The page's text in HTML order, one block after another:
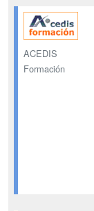
ACEDIS
Formación